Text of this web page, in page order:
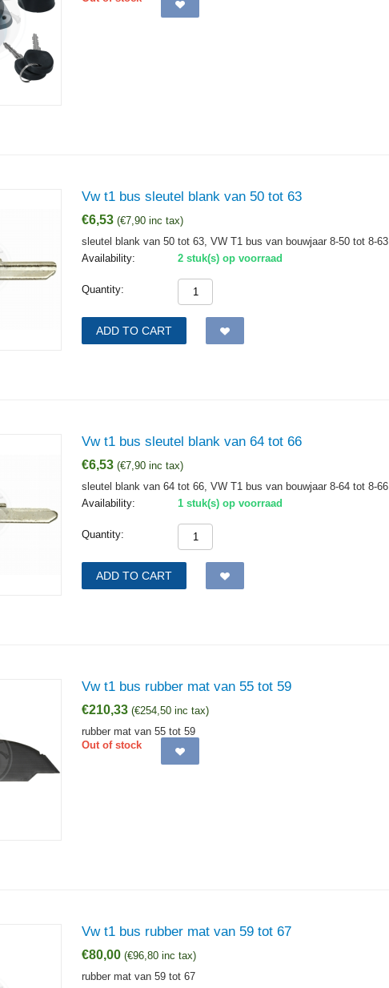
Vw t1 bus sleutel blank van 50 tot 63
€6,53 (€7,90 inc tax)
sleutel blank van 50 tot 63, VW T1 bus van bouwjaar 8-50 tot 8-63
Availability:
2 stuk(s) op voorraad
Quantity:
ADD TO CART
Vw t1 bus sleutel blank van 64 tot 66
€6,53 (€7,90 inc tax)
sleutel blank van 64 tot 66, VW T1 bus van bouwjaar 8-64 tot 8-66
Availability:
1 stuk(s) op voorraad
Quantity:
ADD TO CART
Vw t1 bus rubber mat van 55 tot 59
€210,33 (€254,50 inc tax)
rubber mat van 55 tot 59
Out of stock
Vw t1 bus rubber mat van 59 tot 67
€80,00 (€96,80 inc tax)
rubber mat van 59 tot 67